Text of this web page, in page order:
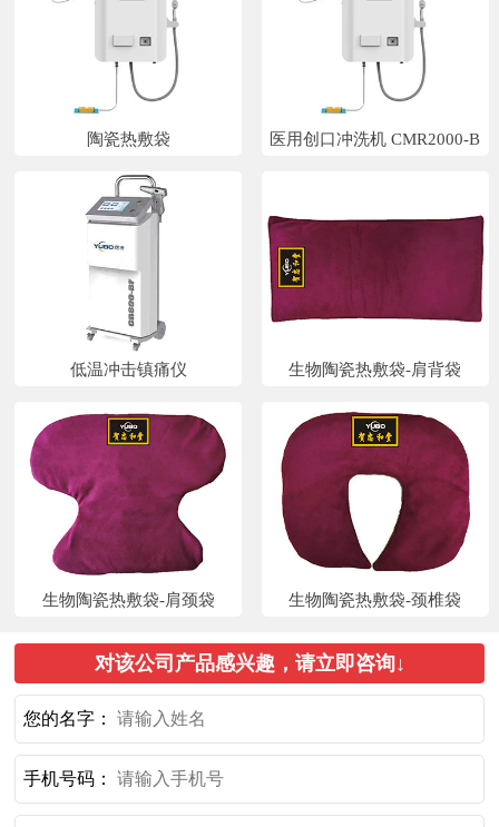
陶瓷热敷袋 医用创口冲洗机 CMR2000-B
低温冲击镇痛仪 生物陶瓷热敷袋-肩背袋
生物陶瓷热敷袋-肩颈袋 生物陶瓷热敷袋-颈椎袋
对该公司产品感兴趣，请立即咨询↓
您的名字：
手机号码：